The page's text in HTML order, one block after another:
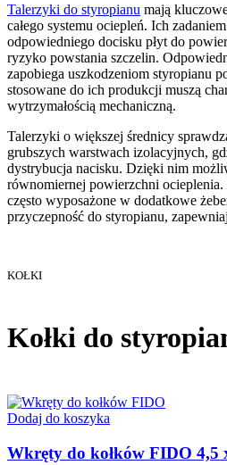
Talerzyki do styropianu mają
całego systemu ociepleń. Ich
odpowiedniego docisku płyt do
ryzyko powstania szczelin.
zapobiega uszkodzeniom styropianu
stosowane do ich produkcji muszą
wytrzymałością mechaniczną.
Talerzyki o większej średnicy
grubszych warstwach izolacyjnych,
dystrybucja nacisku. Dzięki nim
równomiernej powierzchni ocieplenia.
często wyposażone w dodatkowe
przyczepność do styropianu,
KOŁKI
Kołki do
Dodaj do koszyka
Wkręty do kołków FIDO 4,5